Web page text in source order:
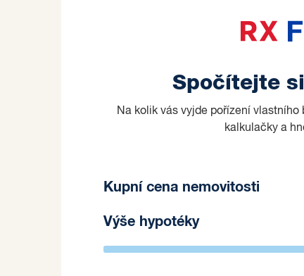
Bezproblémové financování hypotečním
Spočítejte
Na kolik vás vyjde pořízení
kalkulačky a
Kupní cena nemovitosti
Výše hypotéky